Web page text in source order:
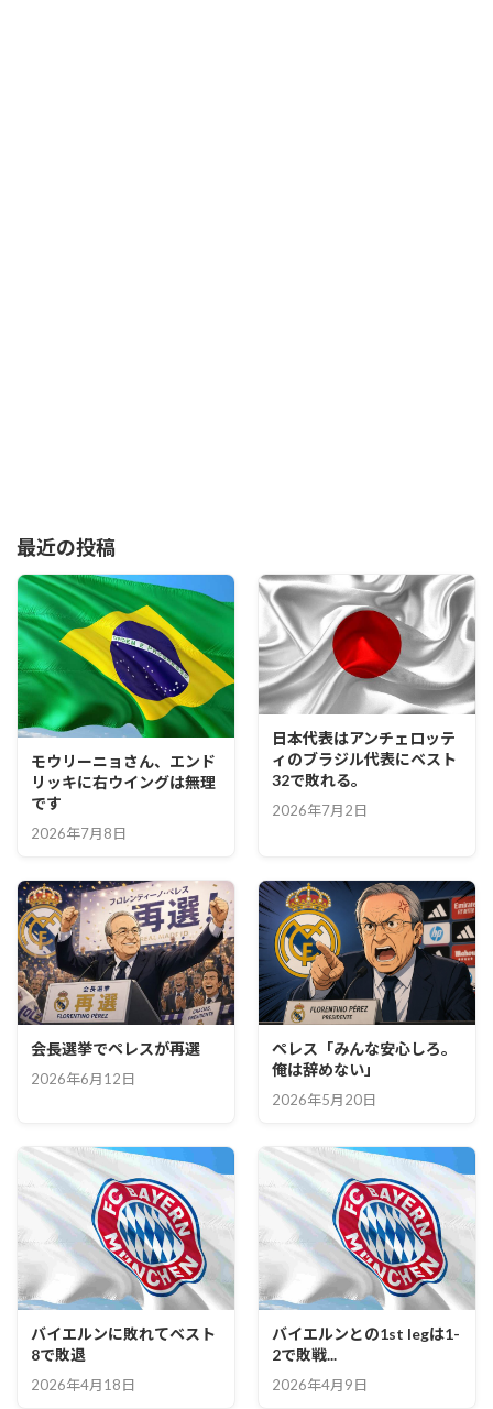
最近の投稿
モウリーニョさん、エンド
リッキに右ウイングは無理
です
2026年7月8日
日本代表はアンチェロッテ
ィのブラジル代表にベスト
32で敗れる。
2026年7月2日
会長選挙でペレスが再選
2026年6月12日
ペレス「みんな安心しろ。
俺は辞めない」
2026年5月20日
バイエルンに敗れてベスト
8で敗退
2026年4月18日
バイエルンとの1st legは1-
2で敗戦...
2026年4月9日